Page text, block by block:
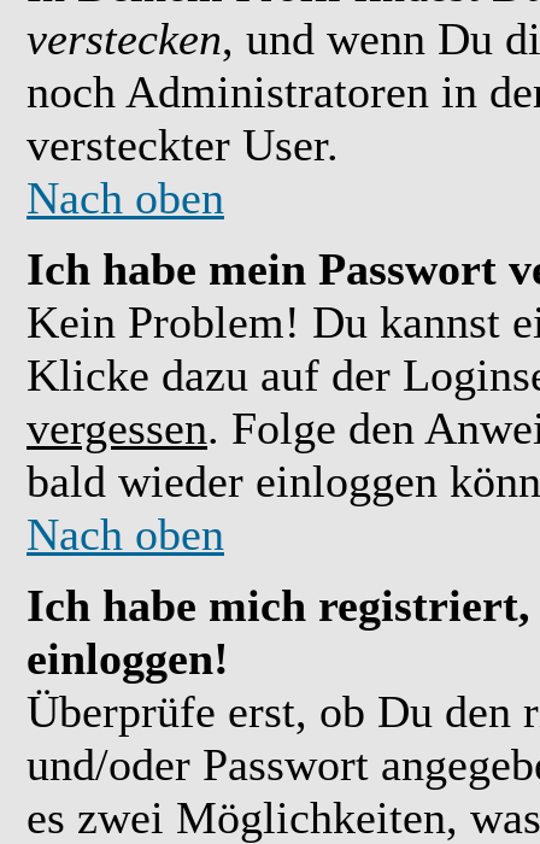
verstecken, und wenn Du
noch Administratoren in
versteckter User.
Nach oben
Ich habe mein Passwort
Kein Problem! Du kannst
Klicke dazu auf der
vergessen. Folge den
bald wieder einloggen
Nach oben
Ich habe mich
einloggen!
Überprüfe erst, ob Du den
und/oder Passwort
es zwei Möglichkeiten,